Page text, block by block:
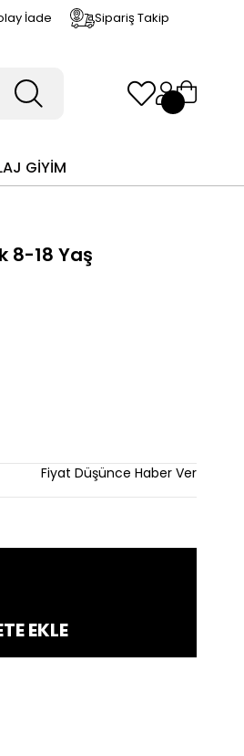
İade Sipariş Takip
GİYİM
8-18 Yaş
Fiyat Düşünce Haber Ver